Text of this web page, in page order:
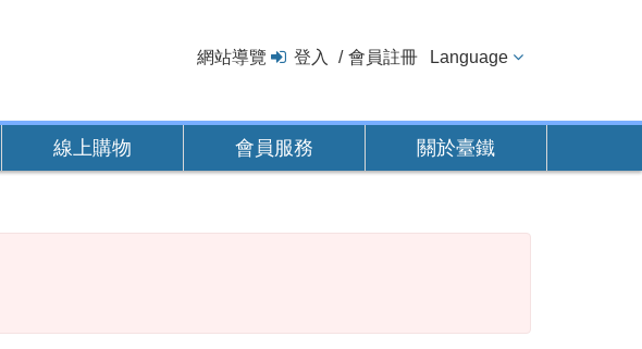
網站導覽 登入 會員註冊 Language
線上購物 會員服務 關於臺鐵